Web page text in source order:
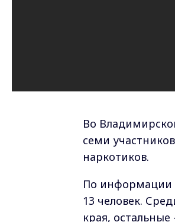
Во
семи
наркотиков.
По информации
13 человек.
края,